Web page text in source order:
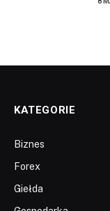
KATEGORIE
Biznes
Forex
Giełda